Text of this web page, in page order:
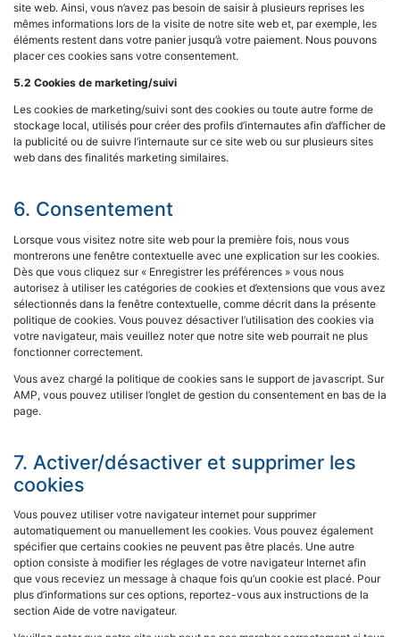
site web. Ainsi, vous n’avez pas besoin de saisir à plusieurs reprises les
mêmes informations lors de la visite de notre site web et, par exemple, les
éléments restent dans votre panier jusqu’à votre paiement. Nous pouvons
placer ces cookies sans votre consentement.
5.2 Cookies de marketing/suivi
Les cookies de marketing/suivi sont des cookies ou toute autre forme de
stockage local, utilisés pour créer des profils d’internautes afin d’afficher de
la publicité ou de suivre l’internaute sur ce site web ou sur plusieurs sites
web dans des finalités marketing similaires.
6. Consentement
Lorsque vous visitez notre site web pour la première fois, nous vous
montrerons une fenêtre contextuelle avec une explication sur les cookies.
Dès que vous cliquez sur « Enregistrer les préférences » vous nous
autorisez à utiliser les catégories de cookies et d’extensions que vous avez
sélectionnés dans la fenêtre contextuelle, comme décrit dans la présente
politique de cookies. Vous pouvez désactiver l’utilisation des cookies via
votre navigateur, mais veuillez noter que notre site web pourrait ne plus
fonctionner correctement.
Vous avez chargé la politique de cookies sans le support de javascript. Sur
AMP, vous pouvez utiliser l’onglet de gestion du consentement en bas de la
page.
7. Activer/désactiver et supprimer les
cookies
Vous pouvez utiliser votre navigateur internet pour supprimer
automatiquement ou manuellement les cookies. Vous pouvez également
spécifier que certains cookies ne peuvent pas être placés. Une autre
option consiste à modifier les réglages de votre navigateur Internet afin
que vous receviez un message à chaque fois qu’un cookie est placé. Pour
plus d’informations sur ces options, reportez-vous aux instructions de la
section Aide de votre navigateur.